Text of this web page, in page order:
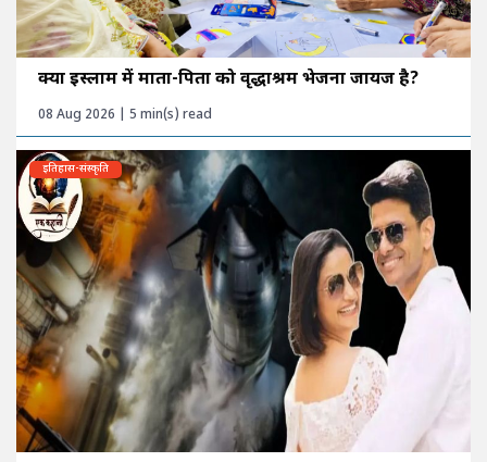
क्या इस्लाम में माता-पिता को वृद्धाश्रम भेजना जायज है?
08 Aug 2026 | 5 min(s) read
इतिहास-संस्कृति